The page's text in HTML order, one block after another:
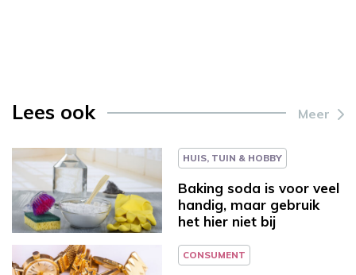
Lees ook Meer
HUIS, TUIN & HOBBY
Baking soda is voor veel
handig, maar gebruik
het hier niet bij
CONSUMENT